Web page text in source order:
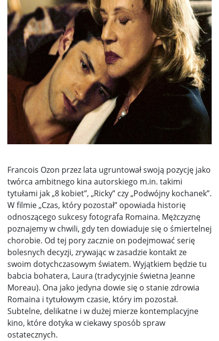
Francois Ozon przez lata ugruntował swoją pozycję jako
twórca ambitnego kina autorskiego m.in. takimi
tytułami jak „8 kobiet”, „Ricky” czy „Podwójny kochanek”.
W filmie „Czas, który pozostał” opowiada historię
odnoszącego sukcesy fotografa Romaina. Mężczyznę
poznajemy w chwili, gdy ten dowiaduje się o śmiertelnej
chorobie. Od tej pory zacznie on podejmować serię
bolesnych decyzji, zrywając w zasadzie kontakt ze
swoim dotychczasowym światem. Wyjątkiem będzie tu
babcia bohatera, Laura (tradycyjnie świetna Jeanne
Moreau). Ona jako jedyna dowie się o stanie zdrowia
Romaina i tytułowym czasie, który im pozostał.
Subtelne, delikatne i w dużej mierze kontemplacyjne
kino, które dotyka w ciekawy sposób spraw
ostatecznych.